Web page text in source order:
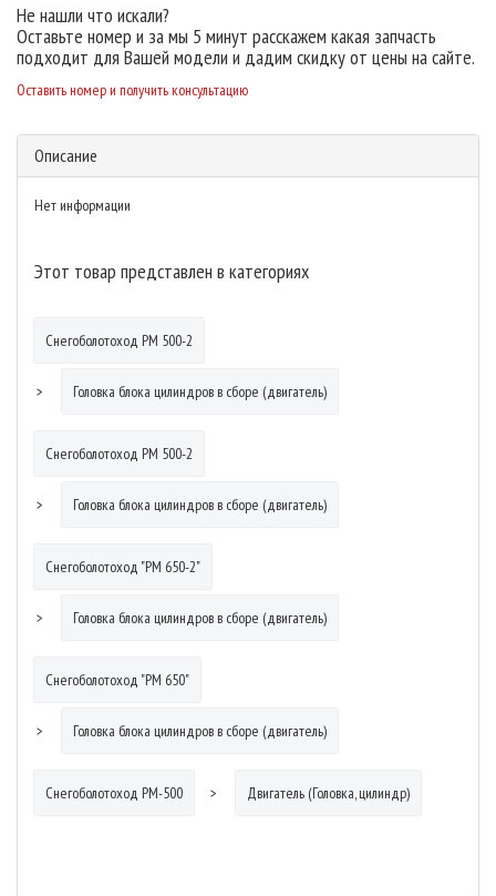
Не нашли что искали?
Оставьте номер и за мы 5 минут расскажем какая запчасть
подходит для Вашей модели и дадим скидку от цены на сайте.
Оставить номер и получить консультацию
Описание
Нет информации
Этот товар представлен в категориях
Снегоболотоход РМ 500-2
Головка блока цилиндров в сборе (двигатель)
Снегоболотоход РМ 500-2
Головка блока цилиндров в сборе (двигатель)
Снегоболотоход "РМ 650-2"
Головка блока цилиндров в сборе (двигатель)
Снегоболотоход "РМ 650"
Головка блока цилиндров в сборе (двигатель)
Снегоболотоход РМ-500 Двигатель (Головка, цилиндр)